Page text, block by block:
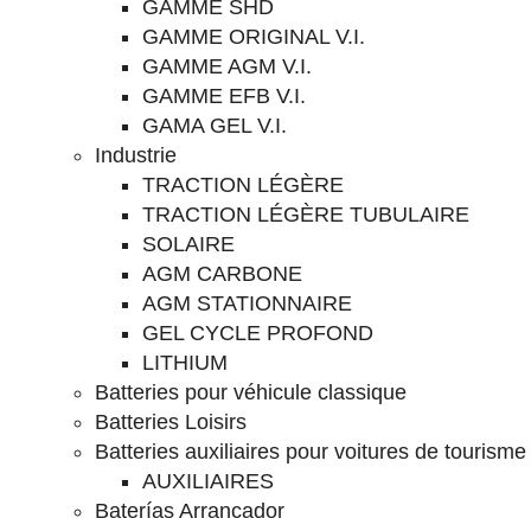
GAMME SHD
GAMME ORIGINAL V.I.
GAMME AGM V.I.
GAMME EFB V.I.
GAMA GEL V.I.
Industrie
TRACTION LÉGÈRE
TRACTION LÉGÈRE TUBULAIRE
SOLAIRE
AGM CARBONE
AGM STATIONNAIRE
GEL CYCLE PROFOND
LITHIUM
Batteries pour véhicule classique
Batteries Loisirs
Batteries auxiliaires pour voitures de tourisme
AUXILIAIRES
Baterías Arrancador